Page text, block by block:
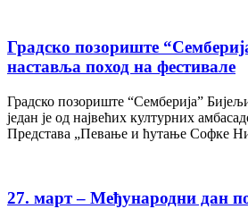
Градско позориште
наставља поход на фестивале
Градско позориште “Семберија”
један је од највећих културних
Представа „Певање и ћутање Софке
27. март – Међународни дан